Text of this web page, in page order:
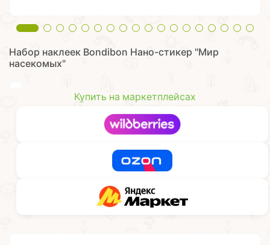
Набор наклеек Bondibon Нано-стикер "Мир
насекомых"
Купить на маркетплейсах